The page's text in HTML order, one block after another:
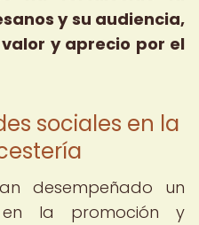
y su audiencia,
y aprecio por el
sociales en la
desempeñado un
la promoción y